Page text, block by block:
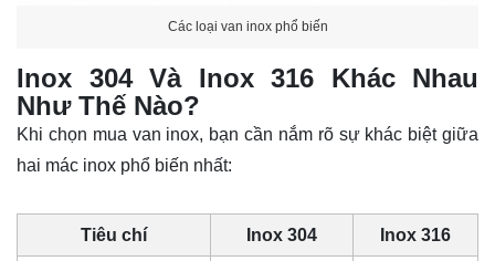
Các loại van inox phổ biến
Inox 304 Và Inox 316 Khác Nhau
Như Thế Nào?
Khi chọn mua van inox, bạn cần nắm rõ sự khác biệt giữa
hai mác inox phổ biến nhất:
Tiêu chí Inox 304 Inox 316